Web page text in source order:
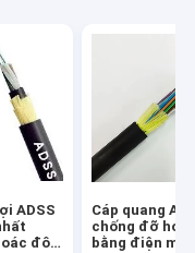
ADSS
đôi
Cáp quang
chống đỡ
bằng điện môi